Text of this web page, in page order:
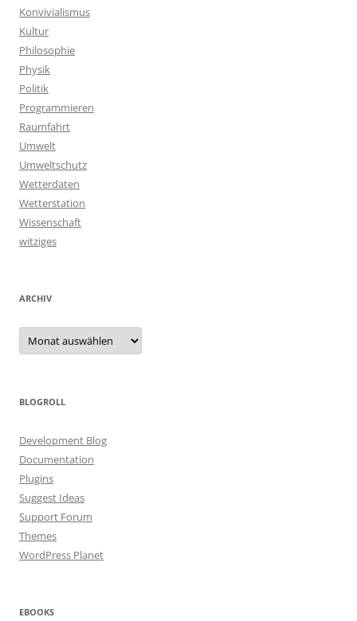
Konvivialismus
Kultur
Philosophie
Physik
Politik
Programmieren
Raumfahrt
Umwelt
Umweltschutz
Wetterdaten
Wetterstation
Wissenschaft
witziges
ARCHIV
Archiv
BLOGROLL
Development Blog
Documentation
Plugins
Suggest Ideas
Support Forum
Themes
WordPress Planet
EBOOKS